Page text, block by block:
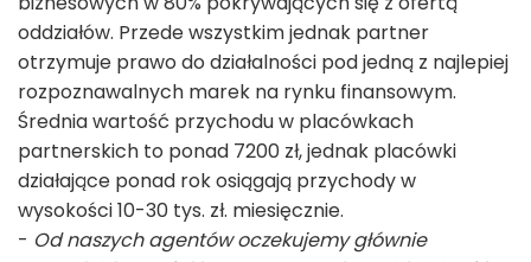
oddziałów. Przede wszystkim jednak partner
otrzymuje prawo do działalności pod jedną z najlepiej
rozpoznawalnych marek na rynku finansowym.
Średnia wartość przychodu w placówkach
partnerskich to ponad 7200 zł, jednak placówki
działające ponad rok osiągają przychody w
wysokości 10-30 tys. zł. miesięcznie.
- Od naszych agentów oczekujemy głównie